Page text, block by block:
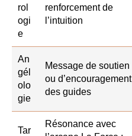
rol
ogi
e
renforcement de
l’intuition
An
gél
olo
gie
Message de soutien
ou d’encouragement
des guides
Tar
Résonance avec